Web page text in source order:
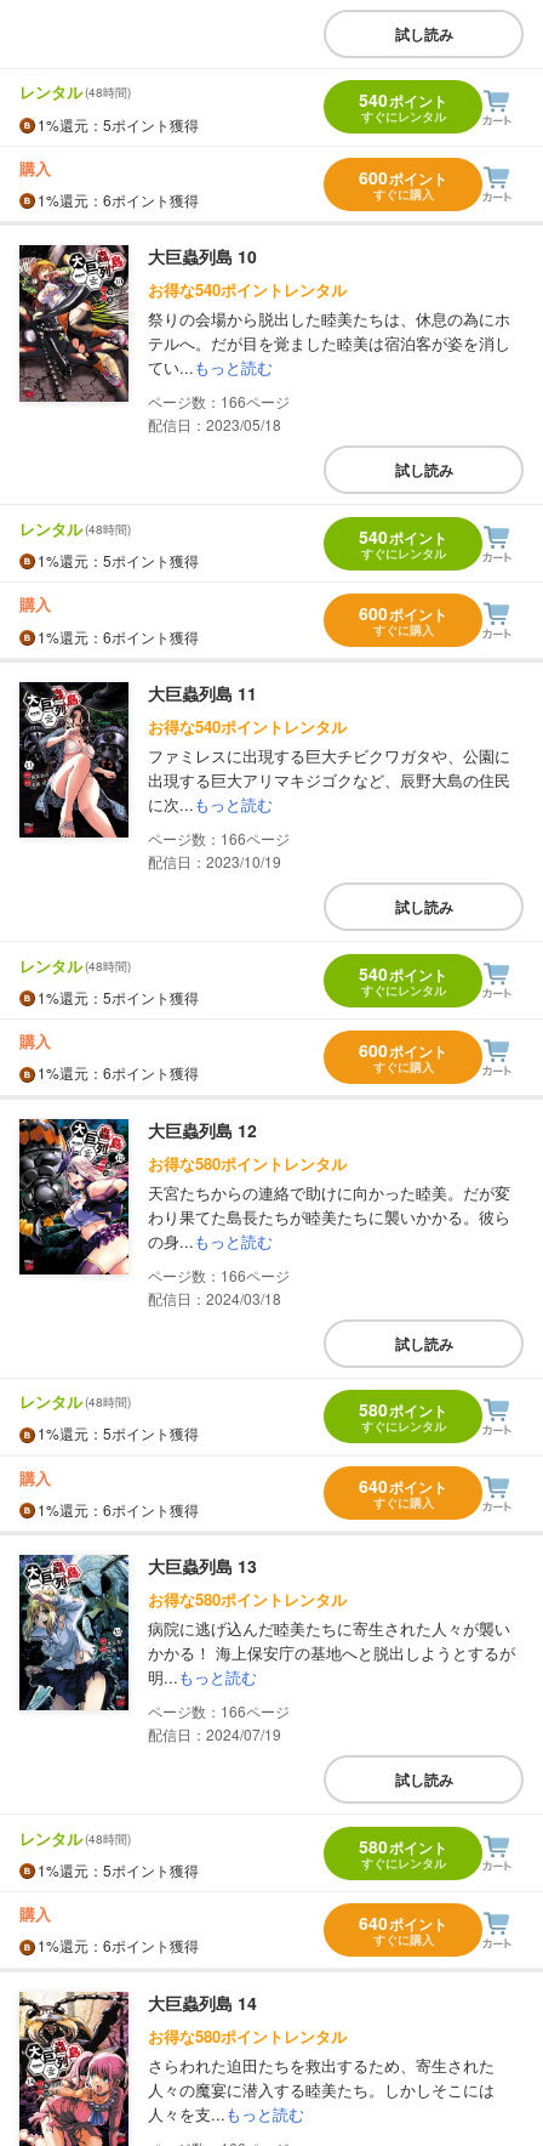
試し読み
レンタル(48時間)
1%還元 ：5ポイント獲得
540ポイント
すぐにレンタル
購入
1%還元 ：6ポイント獲得
600ポイント
すぐに購入
大巨蟲列島 10
お得な540ポイントレンタル
祭りの会場から脱出した睦美たちは、休息の為にホ
テルへ。だが目を覚ました睦美は宿泊客が姿を消し
てい...もっと読む
166
配信日：2023/05/18
試し読み
レンタル(48時間)
1%還元 ：5ポイント獲得
540ポイント
すぐにレンタル
購入
1%還元 ：6ポイント獲得
600ポイント
すぐに購入
大巨蟲列島 11
お得な540ポイントレンタル
ファミレスに出現する巨大チビクワガタや、公園に
出現する巨大アリマキジゴクなど、辰野大島の住民
に次...もっと読む
166
配信日：2023/10/19
試し読み
レンタル(48時間)
1%還元 ：5ポイント獲得
540ポイント
すぐにレンタル
購入
1%還元 ：6ポイント獲得
600ポイント
すぐに購入
大巨蟲列島 12
お得な580ポイントレンタル
天宮たちからの連絡で助けに向かった睦美。だが変
わり果てた島長たちが睦美たちに襲いかかる。彼ら
の身...もっと読む
166
配信日：2024/03/18
試し読み
レンタル(48時間)
1%還元 ：5ポイント獲得
580ポイント
すぐにレンタル
購入
1%還元 ：6ポイント獲得
640ポイント
すぐに購入
大巨蟲列島 13
お得な580ポイントレンタル
病院に逃げ込んだ睦美たちに寄生された人々が襲い
かかる！ 海上保安庁の基地へと脱出しようとするが
明...もっと読む
166
配信日：2024/07/19
試し読み
レンタル(48時間)
1%還元 ：5ポイント獲得
580ポイント
すぐにレンタル
購入
1%還元 ：6ポイント獲得
640ポイント
すぐに購入
大巨蟲列島 14
お得な580ポイントレンタル
さらわれた迫田たちを救出するため、寄生された
人々の魔宴に潜入する睦美たち。しかしそこには
人々を支...もっと読む